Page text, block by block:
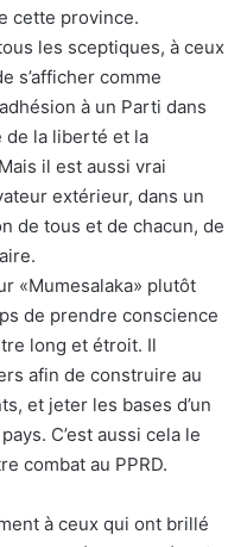
cette province.
les sceptiques, à ceux
s’afficher comme
à un Parti dans
de la liberté et la
il est aussi vrai
extérieur, dans un
de tous et de chacun, de
«Mumesalaka» plutôt
de prendre conscience
long et étroit. Il
afin de construire au
et jeter les bases d’un
C’est aussi cela le
combat au PPRD.
à ceux qui ont brillé